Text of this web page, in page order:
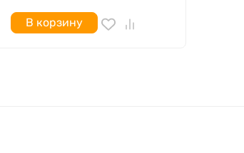
В корзину